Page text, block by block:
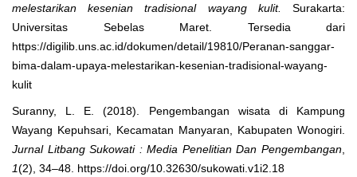
melestarikan kesenian tradisional wayang kulit.
Surakarta:
Universitas Sebelas Maret. Tersedia dari
https://digilib.uns.ac.id/dokumen/detail/19810/Peranan-sanggar-
bima-dalam-upaya-melestarikan-kesenian-tradisional-wayang-
kulit
Suranny, L. E. (2018). Pengembangan wisata di Kampung
Wayang Kepuhsari, Kecamatan Manyaran, Kabupaten Wonogiri.
Jurnal Litbang Sukowati : Media Penelitian Dan Pengembangan
1(2), 34–48. https://doi.org/10.32630/sukowati.v1i2.18